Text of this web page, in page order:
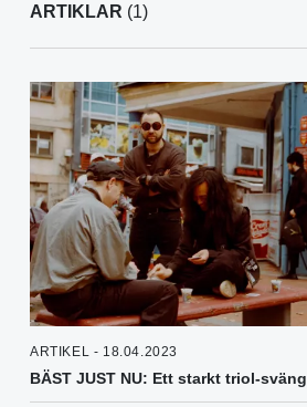
ARTIKLAR (1)
ARTIKEL - 18.04.2023
BÄST JUST NU: Ett starkt triol-sväng